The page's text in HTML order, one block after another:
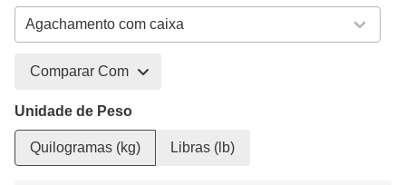
Comparar Com
Unidade de Peso
Quilogramas (kg) Libras (lb)